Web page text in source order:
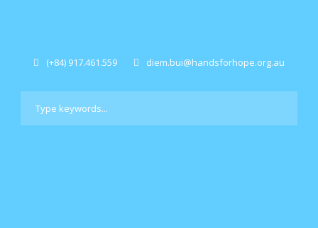
(+84) 917.461.559 diem.bui@handsforhope.org.au